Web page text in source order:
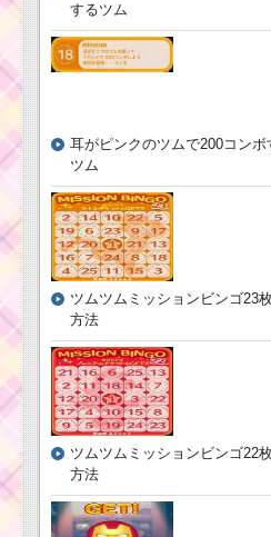
するツム
耳がピンクのツムで200コン
ツム
ツムツムミッションビンゴ23
方法
ツムツムミッションビンゴ22
方法